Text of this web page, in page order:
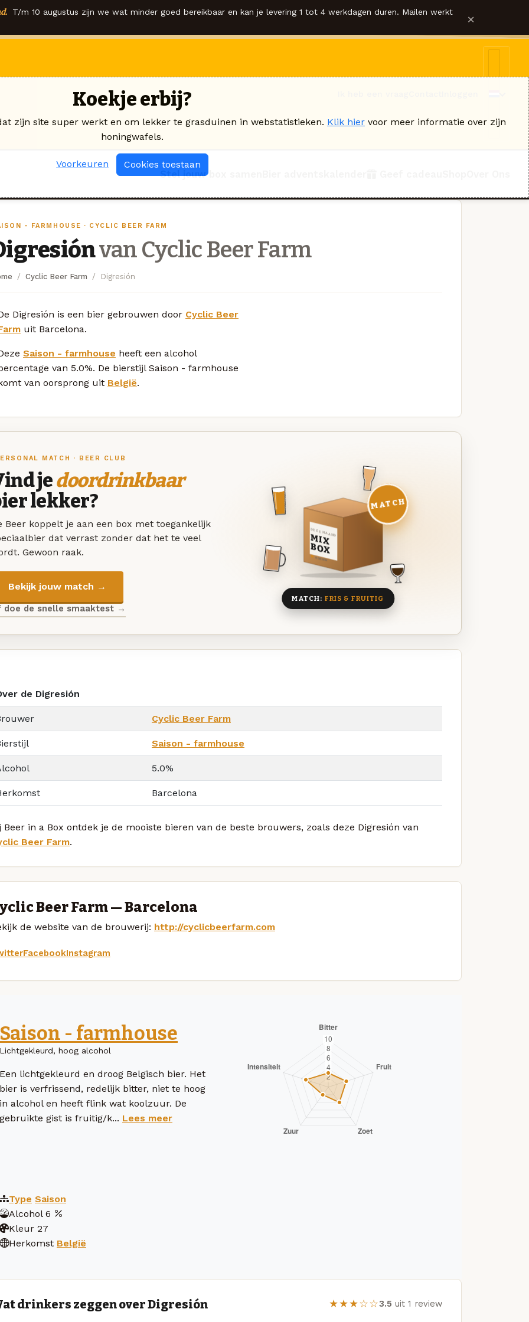
T/m 10 augustus zijn we wat minder goed bereikbaar en kan je levering 1 tot 4 werkdagen duren. Mailen werkt ×
Stel jouw box samen
- FARMHOUSE · CYCLIC BEER FARM
van Cyclic Beer Farm
Cyclic Beer Farm Digresión
Digresión is een bier gebrouwen door Cyclic Beer
uit Barcelona.
Saison - farmhouse heeft een alcohol
van 5.0%. De bierstijl Saison - farmhouse
van oorsprong uit België.
MATCH · BEER CLUB
jedoordrinkbaar
lekker?
Beer koppelt je aan een box met toegankelijk
dat verrast zonder dat het te veel
Gewoon raak.
Bekijk jouw match →
doe de snelle smaaktest →
DEZE MAAND
MIX
BOX
8 BIEREN
MATCH
MATCH: FRIS & FRUITIG
de Digresión
Cyclic Beer Farm
Saison - farmhouse
5.0%
Barcelona
Beer in a Box ontdek je de mooiste bieren van de beste brouwers, zoals deze Digresión van
Beer Farm.
Beer Farm — Barcelona
de website van de brouwerij: http://cyclicbeerfarm.com
FacebookInstagram
Saison - farmhouse
Lichtgekleurd, hoog alcohol
Een lichtgekleurd en droog Belgisch bier. Het
bier is verfrissend, redelijk bitter, niet te hoog
in alcohol en heeft flink wat koolzuur. De
gebruikte gist is fruitig/k... Lees meer
Type Saison
Alcohol 6
Kleur 27
Herkomst België
drinkers zeggen over Digresión ★★★☆☆3.5 uit 1 review
Koekje erbij?
zijn site super werkt en om lekker te grasduinen in webstatistieken. Klik hier voor meer informatie over zijn
honingwafels.
Voorkeuren Cookies toestaan